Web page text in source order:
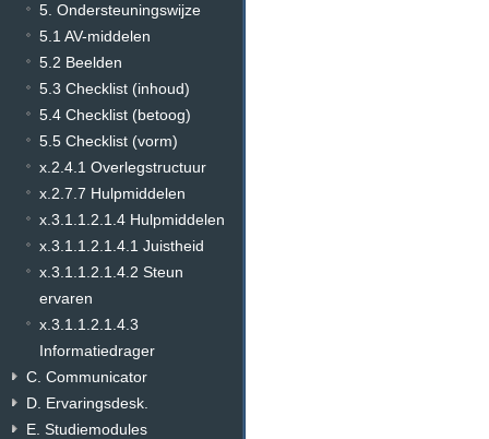
5. Ondersteuningswijze
5.1 AV-middelen
5.2 Beelden
5.3 Checklist (inhoud)
5.4 Checklist (betoog)
5.5 Checklist (vorm)
x.2.4.1 Overlegstructuur
x.2.7.7 Hulpmiddelen
x.3.1.1.2.1.4 Hulpmiddelen
x.3.1.1.2.1.4.1 Juistheid
x.3.1.1.2.1.4.2 Steun
ervaren
x.3.1.1.2.1.4.3
Informatiedrager
C. Communicator
D. Ervaringsdesk.
E. Studiemodules